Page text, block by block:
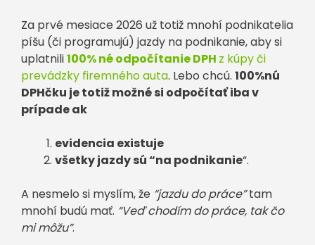
Za prvé mesiace 2026 už totiž mnohí podnikatelia
píšu (či programujú) jazdy na podnikanie, aby si
uplatnili100% né odpočítanie DPH z kúpy či
prevádzky firemného auta. Lebo chcú. 100%nú
DPHčku je totiž možné si odpočítať iba v
prípade ak
evidencia existuje
všetky jazdy sú “na podnikanie“.
A nesmelo si myslím, že “jazdu do práce”tam
mnohí budú mať. “Veď chodím do práce, tak čo
mi môžu”.